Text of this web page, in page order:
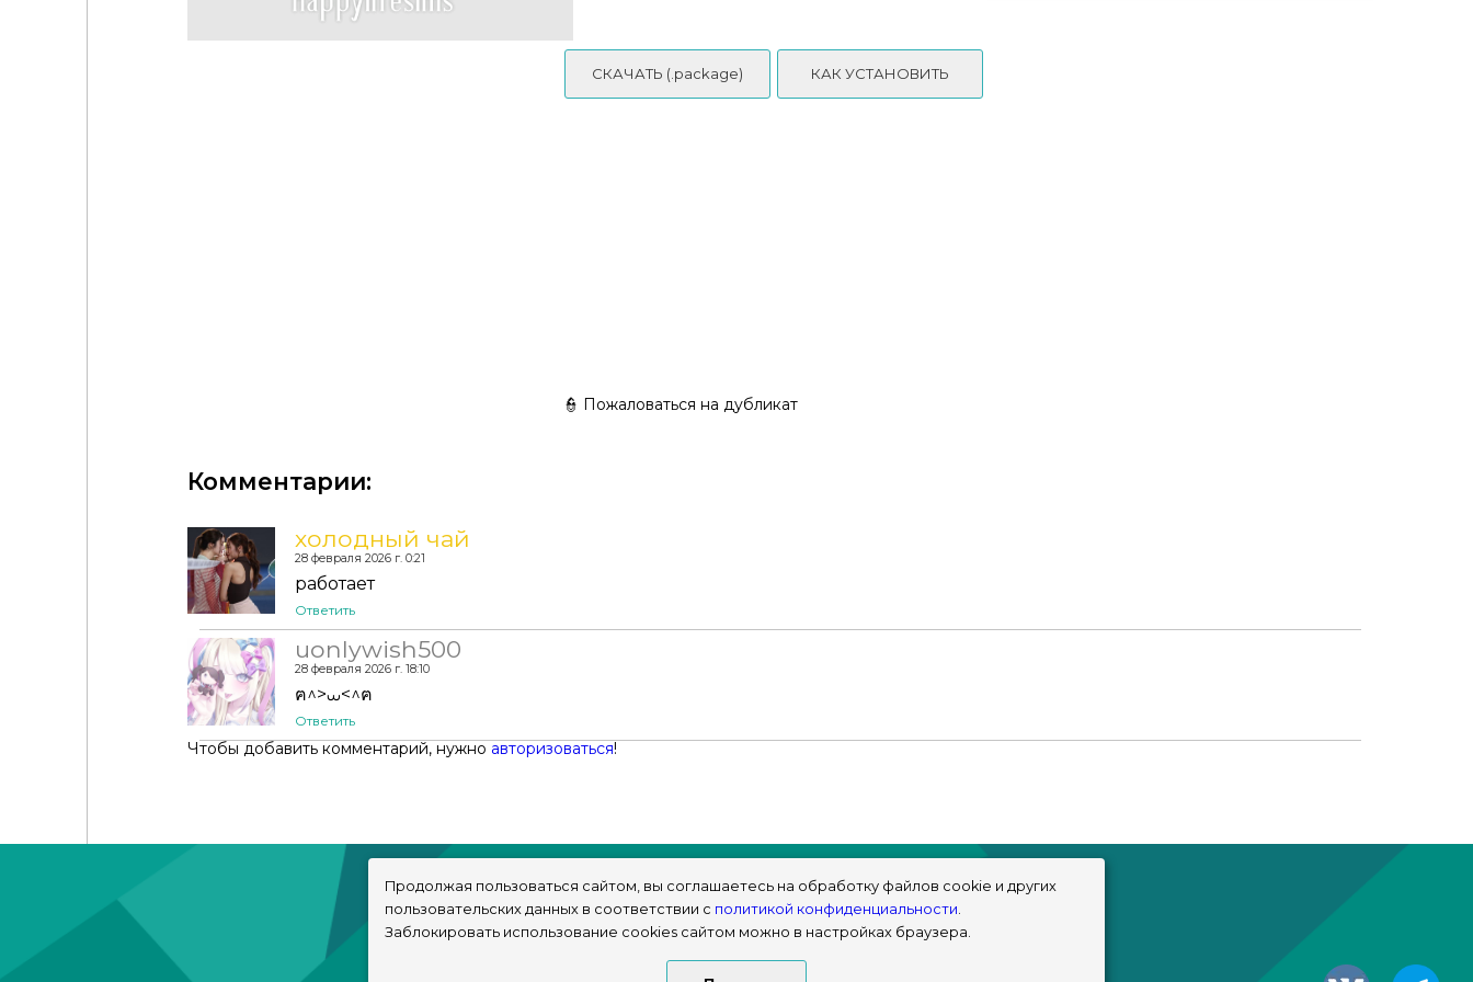
[Lonelyboy] TS4 1830s Greatcoat Outfit
СКАЧАТЬ (.package) КАК УСТАНОВИТЬ
👮 Пожаловаться на дубликат
Комментарии:
холодный чай
28 февраля 2026 г. 0:21
работает
Ответить
uonlywish500
28 февраля 2026 г. 18:10
ฅ^>⩊<^ฅ
Ответить
Чтобы добавить комментарий, нужно авторизоваться!
© sims-market
Продолжая пользоваться сайтом, вы соглашаетесь на обработку файлов cookie и других
пользовательских данных в соответствии с политикой конфиденциальности.
Заблокировать использование cookies сайтом можно в настройках браузера.